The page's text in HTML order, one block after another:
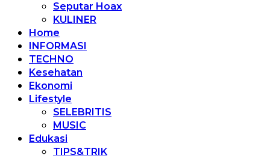
Seputar Hoax
KULINER
Home
INFORMASI
TECHNO
Kesehatan
Ekonomi
Lifestyle
SELEBRITIS
MUSIC
Edukasi
TIPS&TRIK